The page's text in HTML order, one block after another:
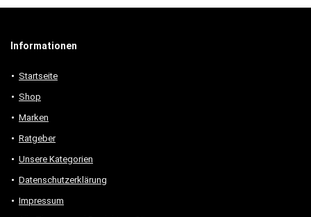
Informationen
Startseite
Shop
Marken
Ratgeber
Unsere Kategorien
Datenschutzerklärung
Impressum